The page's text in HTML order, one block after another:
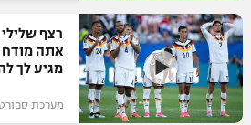
גביע הטוטו
ליגיונרים
ליגת האלופות
ליגה אירופית
ליגה אנגלית
כדורסל ישראלי
ליגת ווינר סל
כדורסל עולמי
רצף
אתה מודח
מגיע לך
מערכת ספורט 1 | לפני חודש